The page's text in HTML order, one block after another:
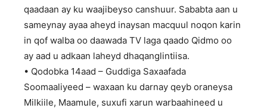
qaadaan ay ku waajibeyso canshuur. Sababta aan u
sameynay ayaa aheyd inaysan macquul noqon karin
in qof walba oo daawada TV laga qaado Qidmo oo
ay aad u adkaan laheyd dhaqanglintiisa.
• Qodobka 14aad – Guddiga Saxaafada
Soomaaliyeed – waxaan ku darnay qeyb oraneysa
Milkiile, Maamule, suxufi xarun warbaahineed u